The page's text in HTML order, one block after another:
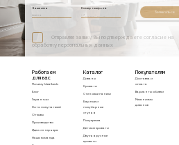
Ваше имя Номер телефона
Записаться
Отправляя заявку, Вы подтверждаете согласие на
обработку персональных данных
Работаем
для вас
Почему Idealbeds
Блог
Гарантии
Фото покупателей
Отзывы
Производство
Идеи интерьера
Наша команда
Каталог
Диваны
Кровати
Стеновые панели
Барные и
полубарные
стулья
Полукресла
Детские кровати
Двухъярусные
кровати
Покупателям
Доставка и
оплата
Варианты обивки
Механизмы
диванов